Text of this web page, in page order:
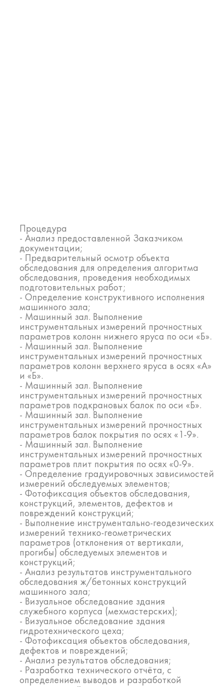
Процедура
- Анализ предоставленной Заказчиком
документации;
- Предварительный осмотр объекта
обследования для определения алгоритма
обследования, проведения необходимых
подготовительных работ;
- Определение конструктивного исполнения
машинного зала;
- Машинный зал. Выполнение
инструментальных измерений прочностных
параметров колонн нижнего яруса по оси «Б».
- Машинный зал. Выполнение
инструментальных измерений прочностных
параметров колонн верхнего яруса в осях «А»
и «Б».
- Машинный зал. Выполнение
инструментальных измерений прочностных
параметров подкрановых балок по оси «Б».
- Машинный зал. Выполнение
инструментальных измерений прочностных
параметров балок покрытия по осях «1-9».
- Машинный зал. Выполнение
инструментальных измерений прочностных
параметров плит покрытия по осях «0-9».
- Определение градуировочных зависимостей
измерений обследуемых элементов;
- Фотофиксация объектов обследования,
конструкций, элементов, дефектов и
повреждений конструкций;
- Выполнение инструментально-геодезических
измерений технико-геометрических
параметров (отклонения от вертикали,
прогибы) обследуемых элементов и
конструкций;
- Анализ результатов инструментального
обследования ж/бетонных конструкций
машинного зала;
- Визуальное обследование здания
служебного корпуса (мехмастерских);
- Визуальное обследование здания
гидротехнического цеха;
- Фотофиксация объектов обследования,
дефектов и повреждений;
- Анализ результатов обследования;
- Разработка технического отчёта, с
определением выводов и разработкой